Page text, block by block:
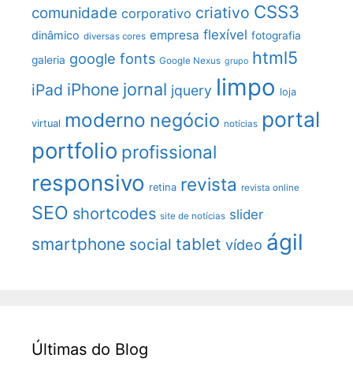
comunidade corporativo criativo CSS3
dinâmico diversas cores empresa flexível fotografia
galeria google fonts Google Nexus grupo html5
iPad iPhone jornal jquery limpo loja
virtual moderno negócio notícias portal
portfolio profissional
responsivo retina revista revista online
SEO shortcodes site de notícias slider
smartphone social tablet vídeo ágil
Últimas do Blog